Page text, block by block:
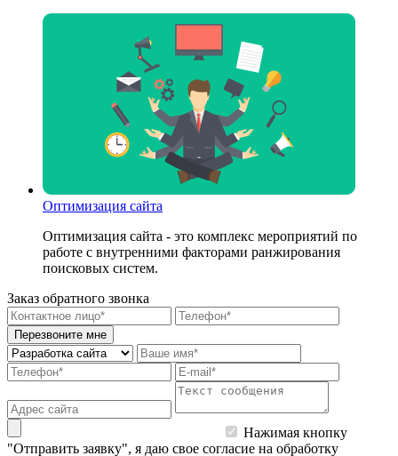
Оптимизация сайта
Оптимизация сайта - это комплекс мероприятий по
работе с внутренними факторами ранжирования
поисковых систем.
Заказ обратного звонка
Перезвоните мне
Нажимая кнопку
"Отправить заявку", я даю свое согласие на обработку